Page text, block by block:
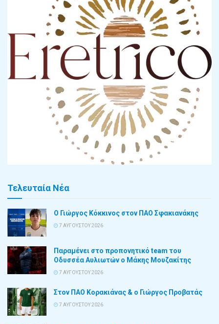
Τελευταία Νέα
Ο Γιώργος Κόκκινος στον ΠΑΟ Σφακιανάκης
7 ΑΥΓΟΎΣΤΟΥ 2026
Παραμένει στο προπονητικό team του
Οδυσσέα Αυλιωτών ο Μάκης Μουζακίτης
7 ΑΥΓΟΎΣΤΟΥ 2026
Στον ΠΑΟ Κορακιάνας & ο Γιώργος Προβατάς
7 ΑΥΓΟΎΣΤΟΥ 2026